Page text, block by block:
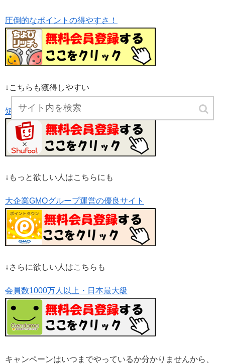
圧倒的なポイントの得やすさ！
↓こちらも獲得しやすい
短時間でラクラク
↓もっと欲しい人はこちらにも
大企業GMOグループ運営の優良サイト
↓さらに欲しい人はこちらも
会員数1000万人以上・日本最大級
キャンペーンはいつまでやっているか分かりませんから、